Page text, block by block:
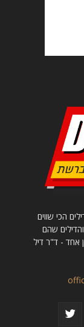
הכי שווים
שהם
אחד - ד"ר דיל